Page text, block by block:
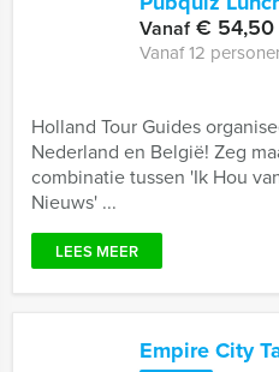
Vanaf€ 54,50
Vanaf 12
Holland Tour Guides
Nederland en België! Zeg
combinatie tussen 'Ik Hou
Nieuws' ...
LEES MEER
Empire City